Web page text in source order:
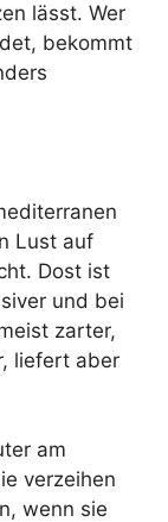
lässt. Wer
bekommt
Lust auf
Dost ist
und bei
zarter,
liefert aber
am
verzeihen
wenn sie